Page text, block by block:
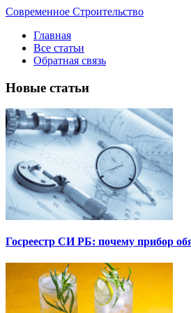
Современное Строительство
Главная
Все статьи
Обратная связь
Новые статьи
Госреестр СИ РБ: почему прибор